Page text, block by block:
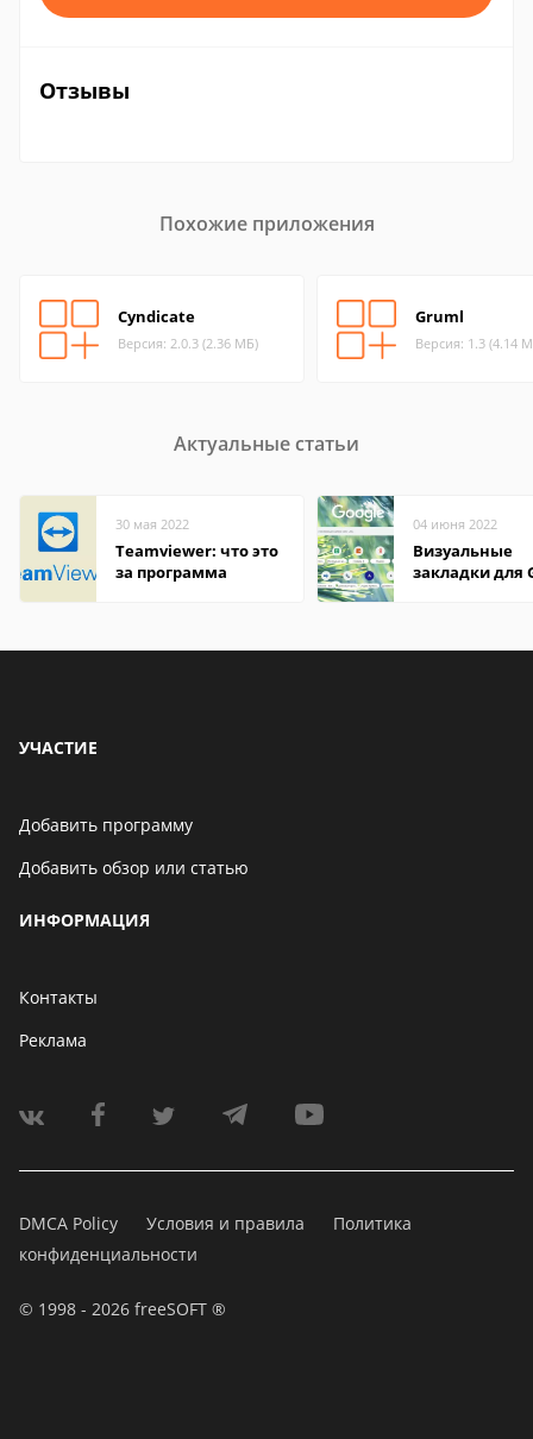
Отзывы
Похожие приложения
Cyndicate
Версия: 2.0.3 (2.36 МБ)
Gruml
Версия: 1.3 (4.14
Актуальные статьи
30 мая 2022
Teamviewer: что это
за программа
04 июня 2022
Визуальные
закладки для
УЧАСТИЕ
Добавить программу
Добавить обзор или статью
ИНФОРМАЦИЯ
Контакты
Реклама
DMCA Policy Условия и правила
Политика
конфиденциальности
© 1998 - 2026 freeSOFT ®